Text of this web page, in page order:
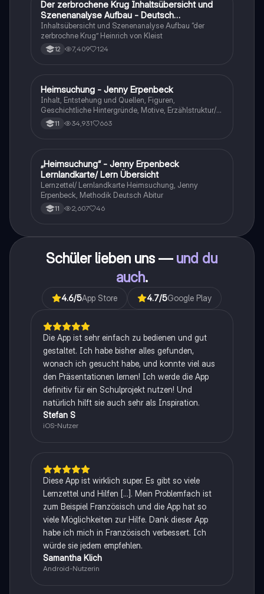
Deutsch
Der zerbrochene Krug Inhaltsübersicht und
Szenenanalyse Aufbau - Deutsch
Q1/Q2/Abitur
Inhaltsübersicht und Szenenanalyse Aufbau “der
zerbrochne Krug” Heinrich von Kleist
12 7,409 124
Deutsch
Heimsuchung - Jenny Erpenbeck
Inhalt, Entstehung und Quellen, Figuren,
Geschichtliche Hintergründe, Motive, Erzählstruktur/-
stil 11 34,931 663
Deutsch
„Heimsuchung“ - Jenny Erpenbeck
Lernlandkarte/ Lern Übersicht
Lernzettel/ Lernlandkarte Heimsuchung, Jenny
Erpenbeck, Methodik Deutsch Abitur
11 2,607 46
Schüler lieben uns — und du
auch.
4.6/5App Store 4.7/5Google Play
Die App ist sehr einfach zu bedienen und gut
gestaltet. Ich habe bisher alles gefunden,
wonach ich gesucht habe, und konnte viel aus
den Präsentationen lernen! Ich werde die App
definitiv für ein Schulprojekt nutzen! Und
natürlich hilft sie auch sehr als Inspiration.
Stefan S
iOS-Nutzer
Diese App ist wirklich super. Es gibt so viele
Lernzettel und Hilfen [...]. Mein Problemfach ist
zum Beispiel Französisch und die App hat so
viele Möglichkeiten zur Hilfe. Dank dieser App
habe ich mich in Französisch verbessert. Ich
würde sie jedem empfehlen.
Samantha Klich
Android-Nutzerin